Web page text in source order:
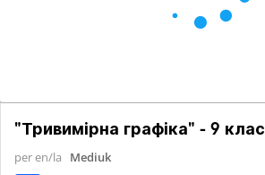
"Тривимірна графіка" - 9 клас
per en/la
Mediuk